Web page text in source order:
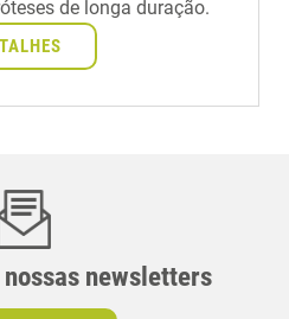
de longa duração.
newsletters